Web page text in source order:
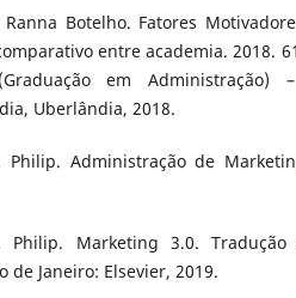
Ranna Botelho. Fatores
entre academia. 2018.
em Administração)
Uberlândia, 2018.
Philip. Administração de
Philip. Marketing 3.0.
de Janeiro: Elsevier, 2019.